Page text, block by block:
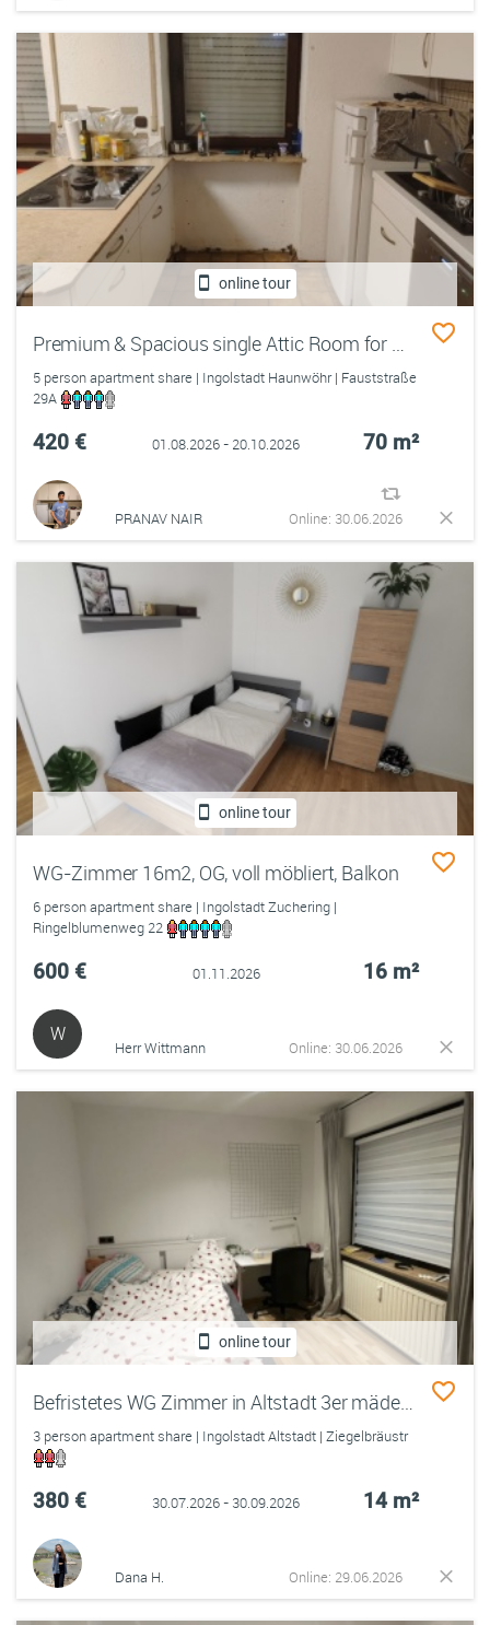
online tour
5 person apartment share | Ingolstadt Haunwöhr | Fauststraße
29A
420 € 01.08.2026 - 20.10.2026 70 m²
PRANAV NAIR Online: 30.06.2026
online tour
WG-Zimmer 16m2, OG, voll möbliert, Balkon
6 person apartment share | Ingolstadt Zuchering |
Ringelblumenweg 22
600 € 01.11.2026 16 m²
W
Herr Wittmann Online: 30.06.2026
online tour
Befristetes WG Zimmer in Altstadt 3er mädels wg
3 person apartment share | Ingolstadt Altstadt | Ziegelbräustr
380 € 30.07.2026 - 30.09.2026 14 m²
Dana H. Online: 29.06.2026